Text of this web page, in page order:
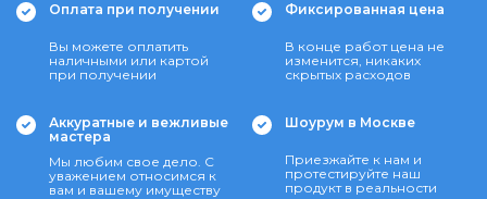
Оплата при получении
Вы можете оплатить
наличными или картой
при получении
Фиксированная цена
В конце работ цена не
изменится, никаких
скрытых расходов
Аккуратные и вежливые
мастера
Мы любим свое дело. С
уважением относимся к
вам и вашему имуществу
Шоурум в Москве
Приезжайте к нам и
протестируйте наш
продукт в реальности